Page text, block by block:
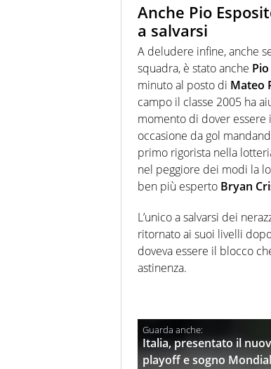
Anche Pio
a salvarsi
A deludere infine, anche
squadra, è stato anche
minuto al posto di Mateo
campo il classe 2005 ha
momento di dover essere
occasione da gol
primo rigorista nella
nel peggiore dei modi la
ben più esperto Bryan
L’unico a salvarsi dei
ritornato ai suoi livelli
doveva essere il blocco
astinenza.
Italia, presentato il
playoff e sogno